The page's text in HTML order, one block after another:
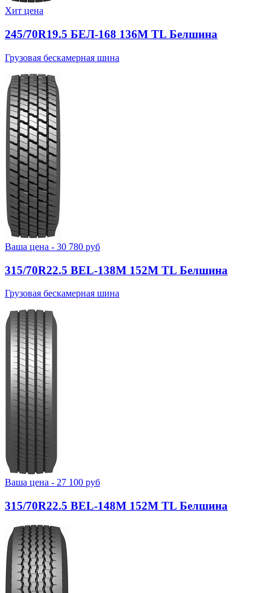
Хит цена
245/70R19.5 БЕЛ-168 136M TL Белшина
Грузовая бескамерная шина
Ваша цена - 30 780 руб
315/70R22.5 BEL-138М 152M TL Белшина
Грузовая бескамерная шина
Ваша цена - 27 100 руб
315/70R22.5 BEL-148М 152M TL Белшина